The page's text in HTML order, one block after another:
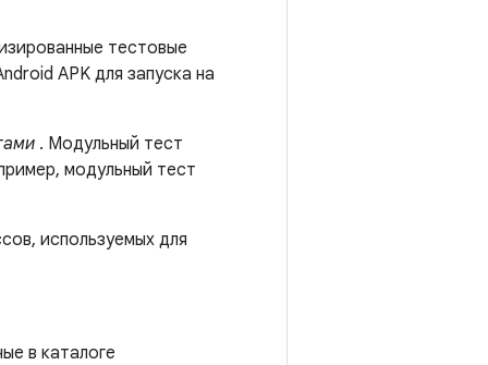
тестовые
APK для запуска на
. Модульный тест
модульный тест
используемых для
в каталоге